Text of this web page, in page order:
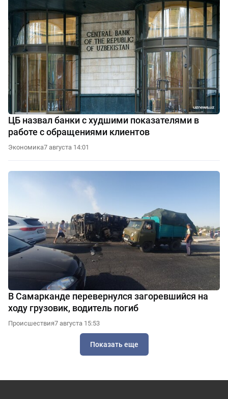
ЦБ назвал банки с худшими показателями в
работе с обращениями клиентов
Экономика7 августа 14:01
В Самарканде перевернулся загоревшийся на
ходу грузовик, водитель погиб
Происшествия7 августа 15:53
Показать еще